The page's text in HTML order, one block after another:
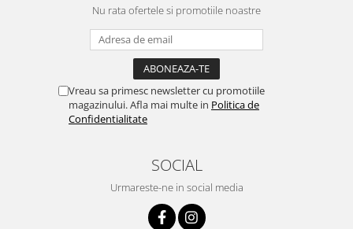
Nu rata ofertele si promotiile noastre
Vreau sa primesc newsletter cu promotiile
magazinului. Afla mai multe in Politica de
Confidentialitate
SOCIAL
Urmareste-ne in social media